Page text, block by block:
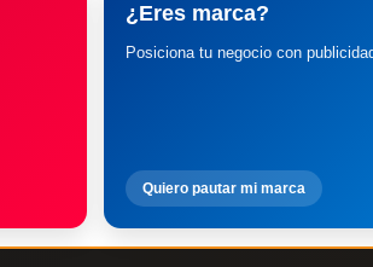
¿Eres marca?
Posiciona tu negocio con
Quiero pautar mi marca